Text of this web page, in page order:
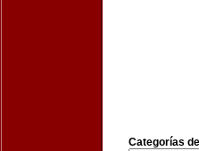
Categorías